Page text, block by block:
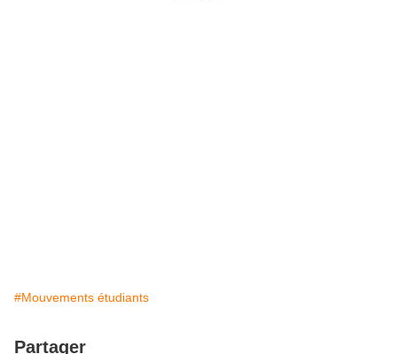
#Mouvements étudiants
Partager